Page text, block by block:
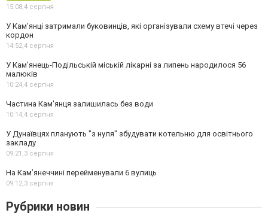
15:08,4 серпня
У Кам’янці затримали буковинців, які організували схему втечі через
кордон
14:52,4 серпня
У Кам’янець-Подільській міській лікарні за липень народилося 56
малюків
10:24,4 серпня
Частина Кам'янця залишилась без води
10:14,4 серпня
У Дунаївцях планують "з нуля" збудувати котельню для освітнього
закладу
09:21,3 серпня
На Камʼянеччині перейменували 6 вулиць
09:12,3 серпня
Рубрики новин